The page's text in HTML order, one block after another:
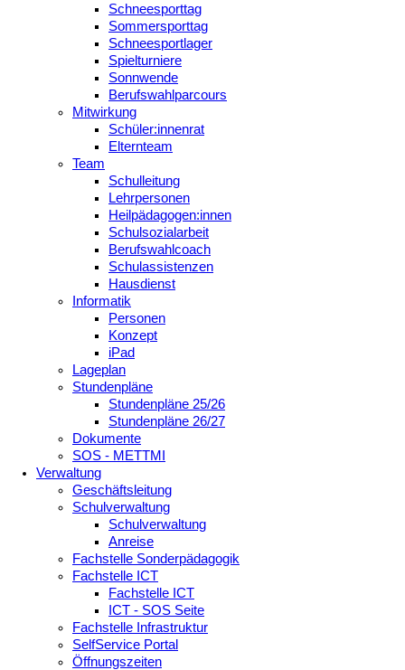
Schneesporttag
Sommersporttag
Schneesportlager
Spielturniere
Sonnwende
Berufswahlparcours
Mitwirkung
Schüler:innenrat
Elternteam
Team
Schulleitung
Lehrpersonen
Heilpädagogen:innen
Schulsozialarbeit
Berufswahlcoach
Schulassistenzen
Hausdienst
Informatik
Personen
Konzept
iPad
Lageplan
Stundenpläne
Stundenpläne 25/26
Stundenpläne 26/27
Dokumente
SOS - METTMI
Verwaltung
Geschäftsleitung
Schulverwaltung
Schulverwaltung
Anreise
Fachstelle Sonderpädagogik
Fachstelle ICT
Fachstelle ICT
ICT - SOS Seite
Fachstelle Infrastruktur
SelfService Portal
Öffnungszeiten